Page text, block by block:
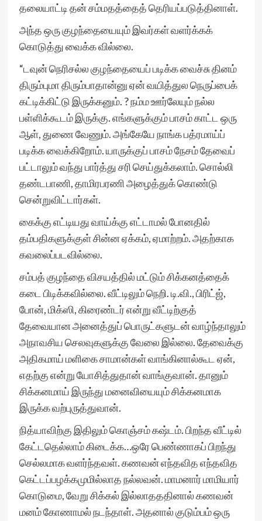
தலையாட்டி தன் சம்மதத்தைத் தெரியப்படுத்தினாள்.
அந்த ஒரு குழந்தையையும் இவர்கள் வளர்க்கக்
கொடுத்து வைக்க வில்லை.
“டவுன் நெரிசல்ல குழந்தையைப் படிக்க வைச்சு தினம்
திரும்புமா திரும்பாதான்னு ஏன் வயித்துல நெருப்பைக்
கட்டிக்கிட்டு இருக்கனும். ? நம்ம ஊர்லேயும் நல்ல
பள்ளிக்கூடம் இருக்கு. எங்களுக்கும் பாசம் காட்ட ஒரு
ஆள், துணை வேணும். அங்கேயே நாங்க பத்ரமாய்ப்
படிக்க வைக்கிறோம். யாருக்குப் பாசம் நேசம் தேவைப்
பட்டாலும் வந்து பார்த்து சரி செய்துக்கலாம். சொல்லி
தண்டபாணி, தாமிரபரணி அழைத்துக் கொண்டு
சென்றுவிட்டார்கள்.
கைக்கு எட்டியது வாய்க்கு எட்டாமல் போனதில்
தம்பதிகளுக்குள் சின்ன ஏக்கம், ஏமாற்றம். அதற்காக
கவலைப்படவில்லை.
சம்பத் குழந்தை விசயத்தில் மட்டும் சிக்கனத்தைக்
கடை பிடிக்கவில்லை. வீட்டிலும் நெறி. டி.வி., பிரிட்ஜ்,
போன், மிக்ஸி, கிரைண்டர் என்று வீட்டிற்குத்
தேவையான அனைத்துப் பொருட்களுடன் வாழ்ந்தாலும்
அநாவசிய செலவுகளுக்கு வேலை இல்லை. தேவைக்கு
அதிகமாய் மளிகை சாமான்கள் வாங்கினால்கூட ஏன்,
எதற்கு என்று யோசித்துதான் வாங்குவான். தானும்
சிக்கனமாய் இருந்து மனைவியையும் சிக்கனமாக
இருக்க வற்புருத்துவான்.
நித்யாவிற்கு இதிலும் கொஞ்சம் கஷ்டம். பிறந்த வீட்டில்
கேட்டதெல்லாம் கிடைக்க…ஒரே பெண்ணாகப் பிறந்து
செல்லமாக வளர்ந்தவள். கணவன் எந்தவித எந்தவித
கெட்டப்பழக்கமுமில்லாத நல்லவன். மாமனார் மாமியார்
கொடுமை, வேறு சிக்கல் இல்லாதததினால் கணவன்
மனம் கோணாமல் நடந்தாள். அதனால் குடும்பம் ஒரு